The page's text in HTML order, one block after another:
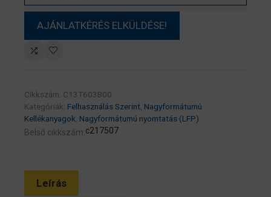
Cikkszám: C13T603B00
Kategóriák: Felhasználás Szerint, Nagyformátumú
Kellékanyagok, Nagyformátumú nyomtatás (LFP)
Belső cikkszám:c217507
Leírás